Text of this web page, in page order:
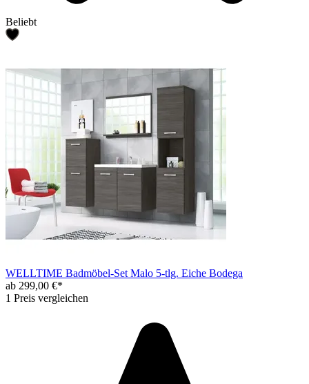
Beliebt
WELLTIME Badmöbel-Set Malo 5-tlg. Eiche Bodega
ab 299,00 €*
1 Preis vergleichen